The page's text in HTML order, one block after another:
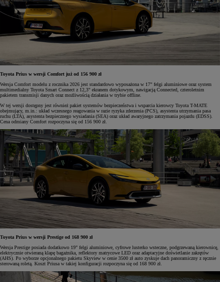
Toyota Prius w wersji Comfort już od 156 900 zł
Wersja Comfort modelu z rocznika 2026 jest standardowo wyposażona w 17" felgi aluminiowe oraz system
multimedialny Toyota Smart Connect z 12,3" ekranem dotykowym, nawigacją Connected, czteroletnim
pakietem transmisji danych oraz możliwością działania w trybie offline.
W tej wersji dostępny jest również pakiet systemów bezpieczeństwa i wsparcia kierowcy Toyota T-MATE
obejmujący, m.in.: układ wczesnego reagowania w razie ryzyka zderzenia (PCS), asystenta utrzymania pasa
ruchu (LTA), asystenta bezpiecznego wysiadania (SEA) oraz układ awaryjnego zatrzymania pojazdu (EDSS).
Cena odmiany Comfort rozpoczyna się od 156 900 zł.
Toyota Prius w wersji Prestige od 168 900 zł
Wersja Prestige posiada dodatkowo 19" felgi aluminiowe, cyfrowe lusterko wsteczne, podgrzewaną kierownicę,
elektrycznie otwieraną klapę bagażnika, reflektory matrycowe LED oraz adaptacyjne doświetlanie zakrętów
(AHS). Po wyborze opcjonalnego pakietu Skyview w cenie 3500 zł auto zyskuje dach panoramiczny z ręcznie
sterowaną roletą. Koszt Priusa w takiej konfiguracji rozpoczyna się od 168 900 zł.